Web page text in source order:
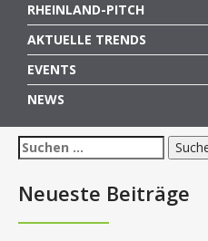
RHEINLAND-PITCH
AKTUELLE TRENDS
EVENTS
NEWS
Suchen
nach:
Neueste Beiträge